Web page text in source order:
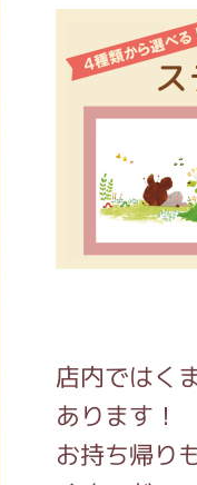
店内ではく
あります！
お持ち帰り